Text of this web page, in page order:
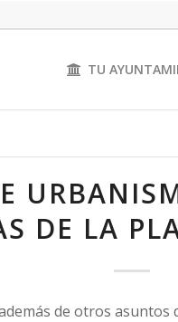
TU
DE LA
de otros